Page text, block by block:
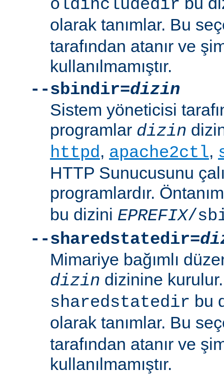
oldincludedir
olarak tanımlar. Bu
tarafından atanır ve
kullanılmamıştır.
--sbindir=dizin
Sistem yöneticisi
programlar dizin
httpd, apache2ctl,
HTTP Sunucusunu
programlardır.
bu dizini EPREFIX/
--sharedstatedir=
Mimariye bağımlı
dizin dizinine
sharedstatedir bu
olarak tanımlar. Bu
tarafından atanır ve
kullanılmamıştır.